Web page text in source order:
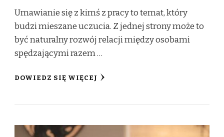
Umawianie się z kimś z pracy to temat, który
budzi mieszane uczucia. Z jednej strony może to
być naturalny rozwój relacji między osobami
spędzającymi razem …
DOWIEDZ SIĘ WIĘCEJ